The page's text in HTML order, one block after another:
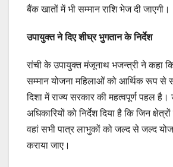
बैंक खातों में भी सम्मान राशि भेज दी जाएगी।
उपायुक्त ने दिए शीघ्र भुगतान के निर्देश
रांची के उपायुक्त मंजूनाथ भजन्त्री ने कहा
सम्मान योजना महिलाओं को आर्थिक रूप से
दिशा में राज्य सरकार की महत्वपूर्ण पहल है।
अधिकारियों को निर्देश दिया है कि जिन
वहां सभी पात्र लाभुकों को जल्द से जल्द
कराया जाए।